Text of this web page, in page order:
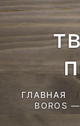
ГЛАВНАЯ
BOROS